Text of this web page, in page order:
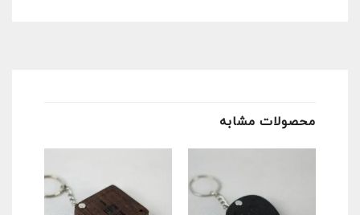
محصولات مشابه